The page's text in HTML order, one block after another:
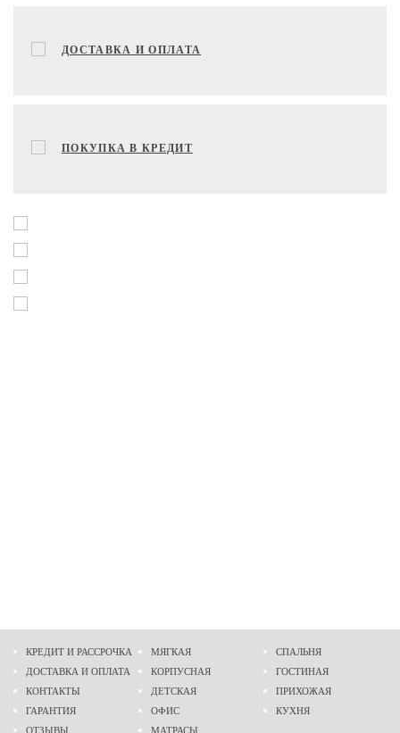
ДОСТАВКА И ОПЛАТА
ПОКУПКА В КРЕДИТ
КРЕДИТ И РАССРОЧКА
ДОСТАВКА И ОПЛАТА
КОНТАКТЫ
ГАРАНТИЯ
ОТЗЫВЫ
МЯГКАЯ
КОРПУСНАЯ
ДЕТСКАЯ
ОФИС
МАТРАСЫ
СПАЛЬНЯ
ГОСТИНАЯ
ПРИХОЖАЯ
КУХНЯ